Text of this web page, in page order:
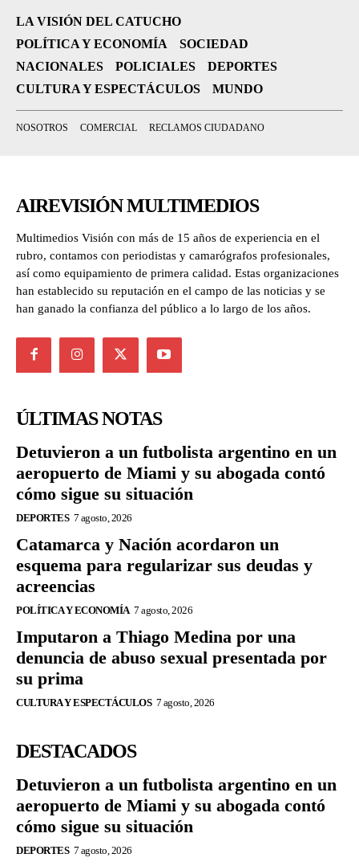
LA VISIÓN DEL CATUCHO
POLÍTICA Y ECONOMÍA
SOCIEDAD
NACIONALES
POLICIALES
DEPORTES
CULTURA Y ESPECTÁCULOS
MUNDO
NOSOTROS COMERCIAL RECLAMOS CIUDADANO
AIREVISIÓN MULTIMEDIOS
Multimedios Visión con más de 15 años de experiencia en el
rubro, contamos con periodistas y camarógrafos profesionales,
así como equipamiento de primera calidad. Estas organizaciones
han establecido su reputación en el campo de las noticias y se
han ganado la confianza del público a lo largo de los años.
ÚLTIMAS NOTAS
Detuvieron a un futbolista argentino en un
aeropuerto de Miami y su abogada contó
cómo sigue su situación
DEPORTES 7 agosto, 2026
Catamarca y Nación acordaron un
esquema para regularizar sus deudas y
acreencias
POLÍTICA Y ECONOMÍA 7 agosto, 2026
Imputaron a Thiago Medina por una
denuncia de abuso sexual presentada por
su prima
CULTURA Y ESPECTÁCULOS 7 agosto, 2026
DESTACADOS
Detuvieron a un futbolista argentino en un
aeropuerto de Miami y su abogada contó
cómo sigue su situación
DEPORTES 7 agosto, 2026